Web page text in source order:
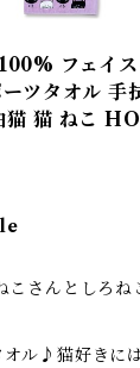
フェイ
ツタオル 手
猫 猫 ねこ
こさんとしろ
オル♪猫好きに